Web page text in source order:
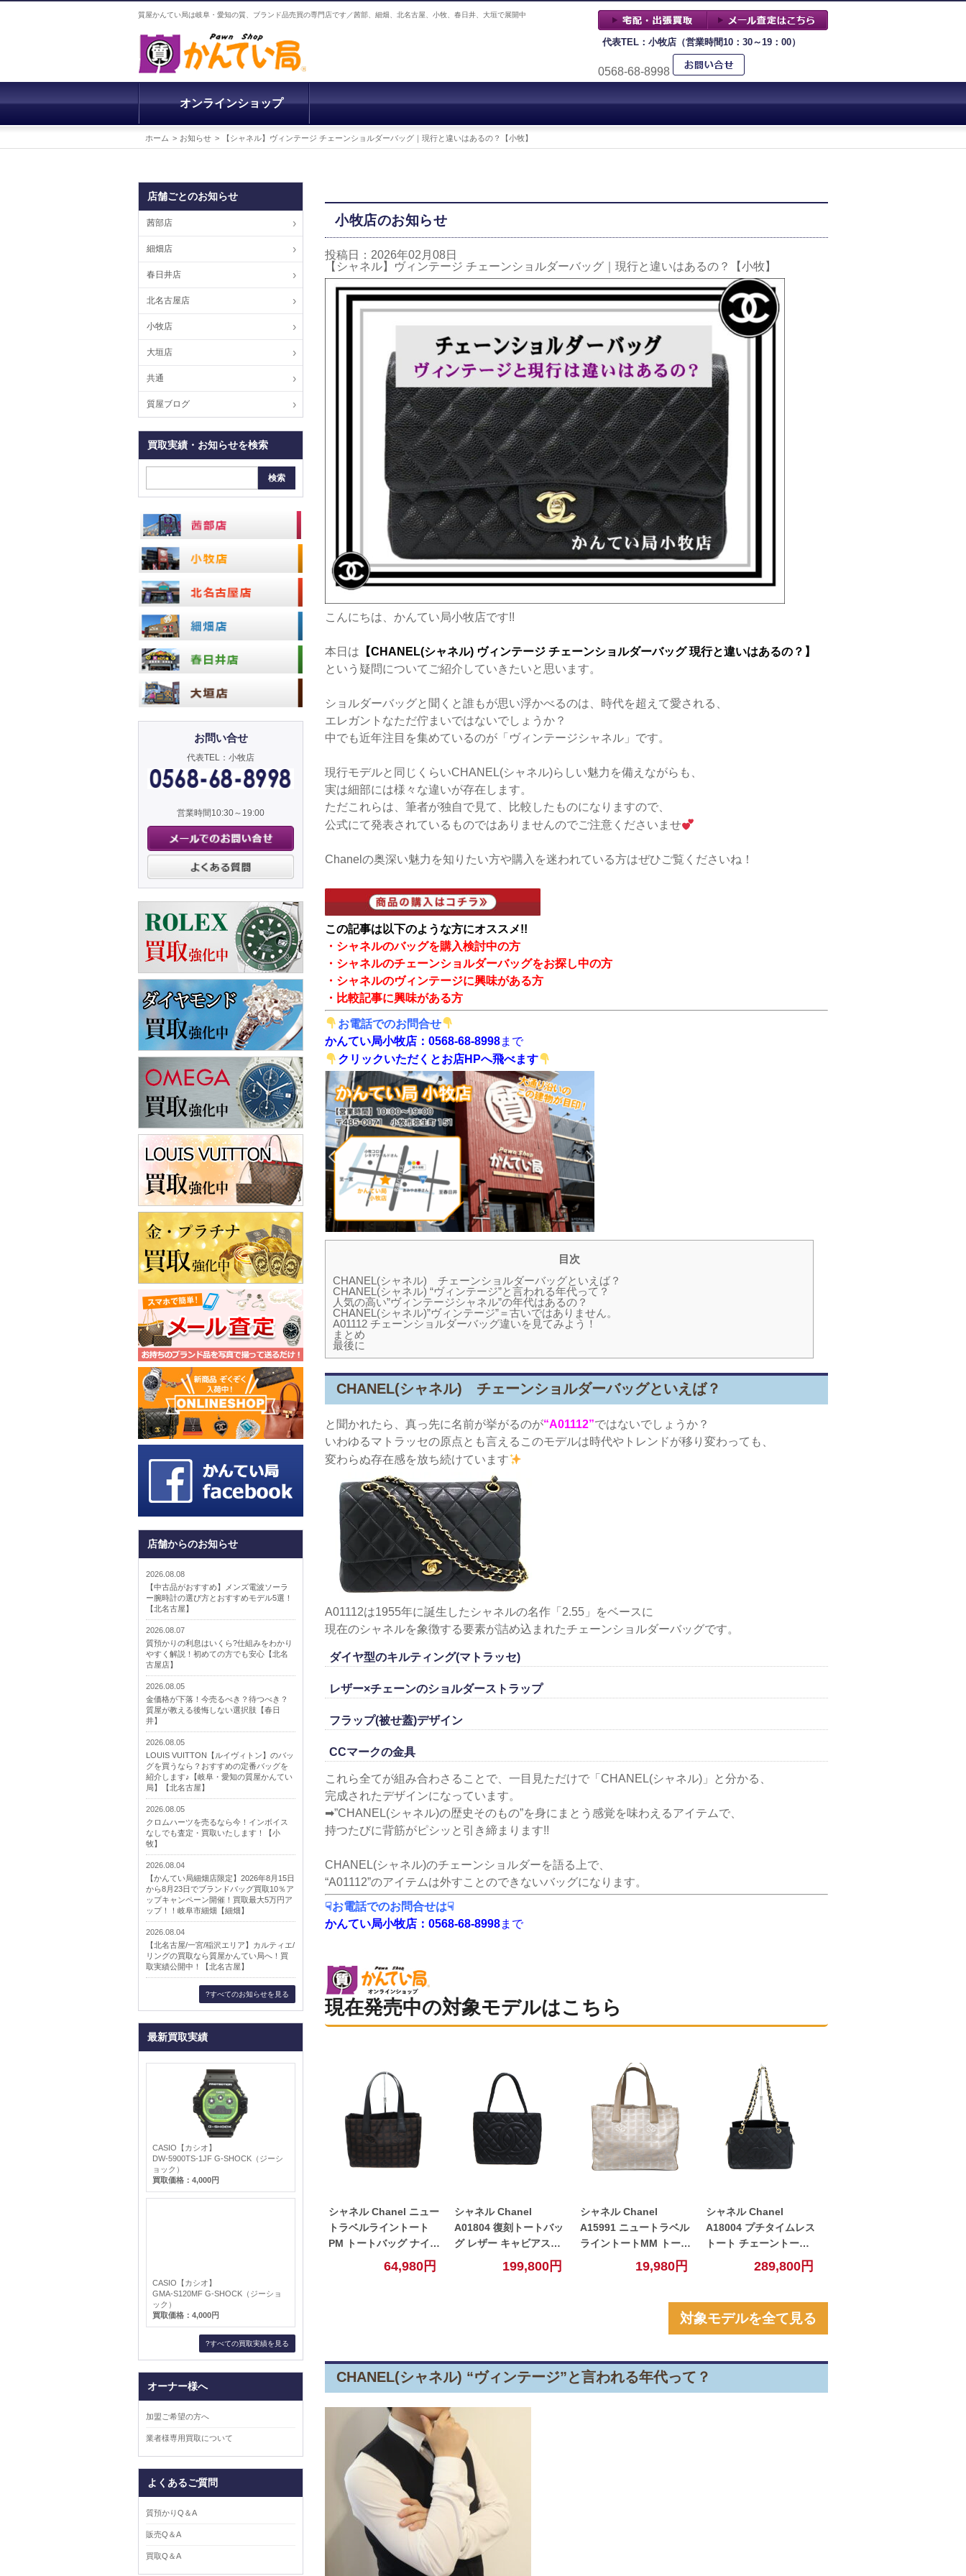
質屋かんてい局は岐阜・愛知の質、ブランド品売買の専門店です／茜部、細畑、北名古屋、小牧、春日井、大垣で展開中
代表TEL：小牧店（営業時間10：30～19：00）
0568-68-8998
オンラインショップ
ホーム お知らせ 【シャネル】ヴィンテージ チェーンショルダーバッグ｜現行と違いはあるの？【小牧】
小牧店のお知らせ
投稿日：2026年02月08日
【シャネル】ヴィンテージ チェーンショルダーバッグ｜現行と違いはあるの？【小牧】
こんにちは、かんてい局小牧店です!!
本日は 【CHANEL(シャネル) ヴィンテージ チェーンショルダーバッグ 現行と違いはあるの？】
という疑問についてご紹介していきたいと思います。
ショルダーバッグと聞くと誰もが思い浮かべるのは、時代を超えて愛される、
エレガントなただ佇まいではないでしょうか？
中でも近年注目を集めているのが「ヴィンテージシャネル」です。
現行モデルと同じくらいCHANEL(シャネル)らしい魅力を備えながらも、
実は細部には様々な違いが存在します。
ただこれらは、筆者が独自で見て、比較したものになりますので、
公式にて発表されているものではありませんのでご注意くださいませ
Chanelの奥深い魅力を知りたい方や購入を迷われている方はぜひご覧くださいね！
この記事は以下のような方にオススメ!!
・シャネルのバッグを購入検討中の方
・シャネルのチェーンショルダーバッグをお探し中の方
・シャネルのヴィンテージに興味がある方
・比較記事に興味がある方
お電話でのお問合せ
かんてい局小牧店：0568-68-8998まで
クリックいただくとお店HPへ飛べます
目次
CHANEL(シャネル) チェーンショルダーバッグといえば？
CHANEL(シャネル) “ヴィンテージ”と言われる年代って？
人気の高い”ヴィンテージシャネル”の年代はあるの？
CHANEL(シャネル)”ヴィンテージ”＝古いではありません。
A01112 チェーンショルダーバッグ違いを見てみよう！
まとめ
最後に
CHANEL(シャネル) チェーンショルダーバッグといえば？
と聞かれたら、真っ先に名前が挙がるのが“A01112”ではないでしょうか？
いわゆるマトラッセの原点とも言えるこのモデルは時代やトレンドが移り変わっても、
変わらぬ存在感を放ち続けています
A01112は1955年に誕生したシャネルの名作「2.55」をベースに
現在のシャネルを象徴する要素が詰め込まれたチェーンショルダーバッグです。
ダイヤ型のキルティング(マトラッセ)
レザー×チェーンのショルダーストラップ
フラップ(被せ蓋)デザイン
CCマークの金具
これら全てが組み合わさることで、一目見ただけで「CHANEL(シャネル)」と分かる、
完成されたデザインになっています。
➡”CHANEL(シャネル)の歴史そのもの”を身にまとう感覚を味わえるアイテムで、
持つたびに背筋がピシッと引き締まります!!
CHANEL(シャネル)のチェーンショルダーを語る上で、
“A01112”のアイテムは外すことのできないバッグになります。
☟お電話でのお問合せは☟
かんてい局小牧店：0568-68-8998まで
現在発売中の対象モデルはこちら
シャネル Chanel ニュー
トラベルライントート
PM トートバッグ ナイロ
ン レザー ブラック ブラ
64,980円
シャネル Chanel
A01804 復刻トートバッ
グ レザー キャビアスキ
ン ブラック レディース
199,800円
シャネル Chanel
A15991 ニュートラベル
ライントートMM トート
バッグ ナイロン レザー
ピンクベージュ系【中
19,980円
シャネル Chanel
A18004 プチタイムレス
トート チェーントート
バッグ ブラック レザー
鞄 金具ゴールド【中
289,800円
対象モデルを全て見る
CHANEL(シャネル) “ヴィンテージ”と言われる年代って？
店舗ごとのお知らせ
茜部店
細畑店
春日井店
北名古屋店
小牧店
大垣店
共通
質屋ブログ
買取実績・お知らせを検索
検索
お問い合せ
代表TEL：小牧店
営業時間10:30～19:00
店舗からのお知らせ
2026.08.08
【中古品がおすすめ】メンズ電波ソーラ
ー腕時計の選び方とおすすめモデル5選！
【北名古屋】
2026.08.07
質預かりの利息はいくら?仕組みをわかり
やすく解説！初めての方でも安心【北名
古屋店】
2026.08.05
金価格が下落！今売るべき？待つべき？
質屋が教える後悔しない選択肢【春日
井】
2026.08.05
LOUIS VUITTON【ルイヴィトン】のバッ
グを買うなら？おすすめの定番バッグを
紹介します♪【岐阜・愛知の質屋かんてい
局】【北名古屋】
2026.08.05
クロムハーツを売るなら今！インボイス
なしでも査定・買取いたします！【小
牧】
2026.08.04
【かんてい局細畑店限定】2026年8月15日
から8月23日でブランドバッグ買取10％ア
ップキャンペーン開催！買取最大5万円ア
ップ！！岐阜市細畑【細畑】
2026.08.04
【北名古屋/一宮/稲沢エリア】カルティエ/
リングの買取なら質屋かんてい局へ！買
取実績公開中！【北名古屋】
?すべてのお知らせを見る
最新買取実績
CASIO【カシオ】
DW-5900TS-1JF G-SHOCK（ジーシ
ョック）
買取価格：4,000円
CASIO【カシオ】
GMA-S120MF G-SHOCK（ジーショ
ック）
買取価格：4,000円
?すべての買取実績を見る
オーナー様へ
加盟ご希望の方へ
業者様専用買取について
よくあるご質問
質預かりQ＆A
販売Q＆A
買取Q＆A